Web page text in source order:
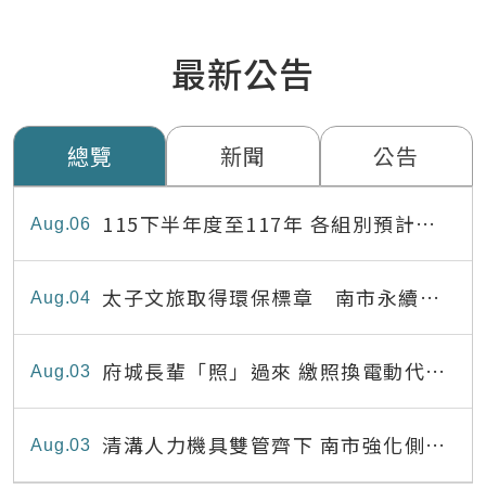
最新公告
總覽 新聞 公告
06
Aug
115下半年度至117年 各組別預計出
缺員額表
04
Aug
太子文旅取得環保標章 南市永續旅
宿達22家
03
Aug
府城長輩「照」過來 繳照換電動代步
最高補助8,000元
03
Aug
清溝人力機具雙管齊下 南市強化側溝
清疏效能